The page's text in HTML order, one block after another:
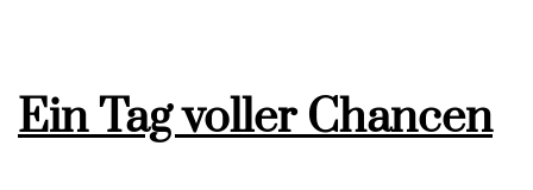
Ein Tag voller Chancen